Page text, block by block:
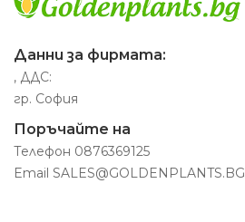
Данни за фирмата:
, ДДС:
гр. София
Поръчайте на
Телефон 0876369125
Email SALES@GOLDENPLANTS.BG